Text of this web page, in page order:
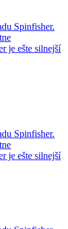
Spinfisher.
je ešte silnejší
Spinfisher.
je ešte silnejší